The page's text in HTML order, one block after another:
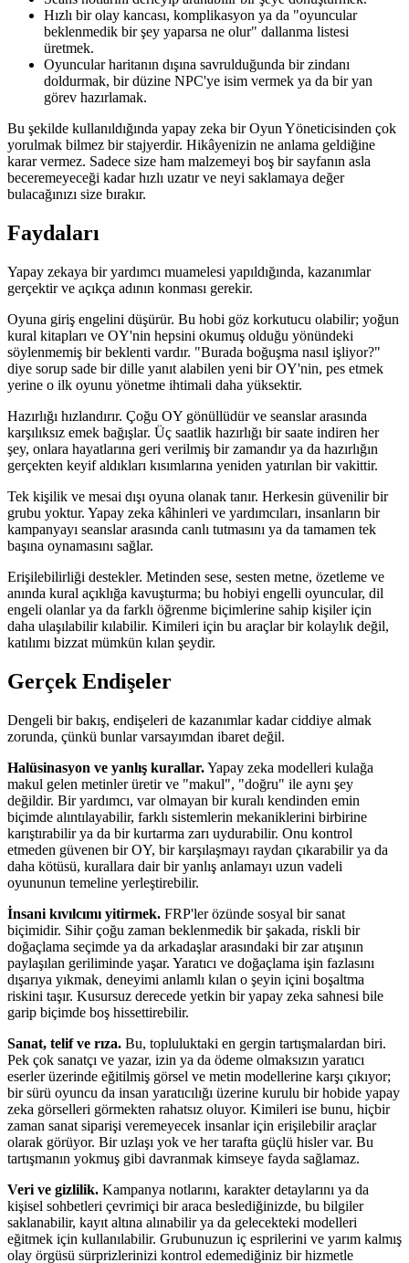
Hızlı bir olay kancası, komplikasyon ya da "oyuncular
beklenmedik bir şey yaparsa ne olur" dallanma listesi
üretmek.
Oyuncular haritanın dışına savrulduğunda bir zindanı
doldurmak, bir düzine NPC'ye isim vermek ya da bir yan
görev hazırlamak.
Bu şekilde kullanıldığında yapay zeka bir Oyun Yöneticisinden çok
yorulmak bilmez bir stajyerdir. Hikâyenizin ne anlama geldiğine
karar vermez. Sadece size ham malzemeyi boş bir sayfanın asla
beceremeyeceği kadar hızlı uzatır ve neyi saklamaya değer
bulacağınızı size bırakır.
Faydaları
Yapay zekaya bir yardımcı muamelesi yapıldığında, kazanımlar
gerçektir ve açıkça adının konması gerekir.
Oyuna giriş engelini düşürür. Bu hobi göz korkutucu olabilir; yoğun
kural kitapları ve OY'nin hepsini okumuş olduğu yönündeki
söylenmemiş bir beklenti vardır. "Burada boğuşma nasıl işliyor?"
diye sorup sade bir dille yanıt alabilen yeni bir OY'nin, pes etmek
yerine o ilk oyunu yönetme ihtimali daha yüksektir.
Hazırlığı hızlandırır. Çoğu OY gönüllüdür ve seanslar arasında
karşılıksız emek bağışlar. Üç saatlik hazırlığı bir saate indiren her
şey, onlara hayatlarına geri verilmiş bir zamandır ya da hazırlığın
gerçekten keyif aldıkları kısımlarına yeniden yatırılan bir vakittir.
Tek kişilik ve mesai dışı oyuna olanak tanır. Herkesin güvenilir bir
grubu yoktur. Yapay zeka kâhinleri ve yardımcıları, insanların bir
kampanyayı seanslar arasında canlı tutmasını ya da tamamen tek
başına oynamasını sağlar.
Erişilebilirliği destekler. Metinden sese, sesten metne, özetleme ve
anında kural açıklığa kavuşturma; bu hobiyi engelli oyuncular, dil
engeli olanlar ya da farklı öğrenme biçimlerine sahip kişiler için
daha ulaşılabilir kılabilir. Kimileri için bu araçlar bir kolaylık değil,
katılımı bizzat mümkün kılan şeydir.
Gerçek Endişeler
Dengeli bir bakış, endişeleri de kazanımlar kadar ciddiye almak
zorunda, çünkü bunlar varsayımdan ibaret değil.
Halüsinasyon ve yanlış kurallar.Yapay zeka modelleri kulağa
makul gelen metinler üretir ve "makul", "doğru" ile aynı şey
değildir. Bir yardımcı, var olmayan bir kuralı kendinden emin
biçimde alıntılayabilir, farklı sistemlerin mekaniklerini birbirine
karıştırabilir ya da bir kurtarma zarı uydurabilir. Onu kontrol
etmeden güvenen bir OY, bir karşılaşmayı raydan çıkarabilir ya da
daha kötüsü, kurallara dair bir yanlış anlamayı uzun vadeli
oyununun temeline yerleştirebilir.
İnsani kıvılcımı yitirmek. FRP'ler özünde sosyal bir sanat
biçimidir. Sihir çoğu zaman beklenmedik bir şakada, riskli bir
doğaçlama seçimde ya da arkadaşlar arasındaki bir zar atışının
paylaşılan geriliminde yaşar. Yaratıcı ve doğaçlama işin fazlasını
dışarıya yıkmak, deneyimi anlamlı kılan o şeyin içini boşaltma
riskini taşır. Kusursuz derecede yetkin bir yapay zeka sahnesi bile
garip biçimde boş hissettirebilir.
Sanat, telif ve rıza. Bu, topluluktaki en gergin tartışmalardan biri.
Pek çok sanatçı ve yazar, izin ya da ödeme olmaksızın yaratıcı
eserler üzerinde eğitilmiş görsel ve metin modellerine karşı çıkıyor;
bir sürü oyuncu da insan yaratıcılığı üzerine kurulu bir hobide yapay
zeka görselleri görmekten rahatsız oluyor. Kimileri ise bunu, hiçbir
zaman sanat siparişi veremeyecek insanlar için erişilebilir araçlar
olarak görüyor. Bir uzlaşı yok ve her tarafta güçlü hisler var. Bu
tartışmanın yokmuş gibi davranmak kimseye fayda sağlamaz.
Veri ve gizlilik. Kampanya notlarını, karakter detaylarını ya da
kişisel sohbetleri çevrimiçi bir araca beslediğinizde, bu bilgiler
saklanabilir, kayıt altına alınabilir ya da gelecekteki modelleri
eğitmek için kullanılabilir. Grubunuzun iç esprilerini ve yarım kalmış
olay örgüsü sürprizlerinizi kontrol edemediğiniz bir hizmetle